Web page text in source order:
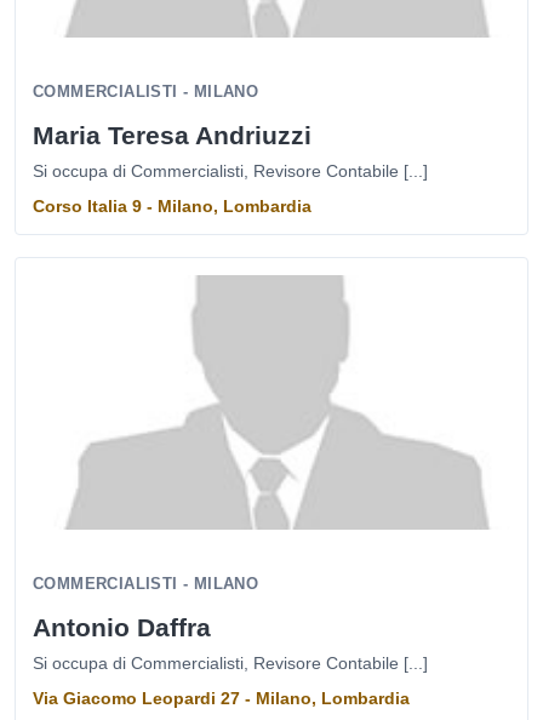
COMMERCIALISTI - MILANO
Maria Teresa Andriuzzi
Si occupa di Commercialisti, Revisore Contabile [...]
Corso Italia 9 - Milano, Lombardia
COMMERCIALISTI - MILANO
Antonio Daffra
Si occupa di Commercialisti, Revisore Contabile [...]
Via Giacomo Leopardi 27 - Milano, Lombardia